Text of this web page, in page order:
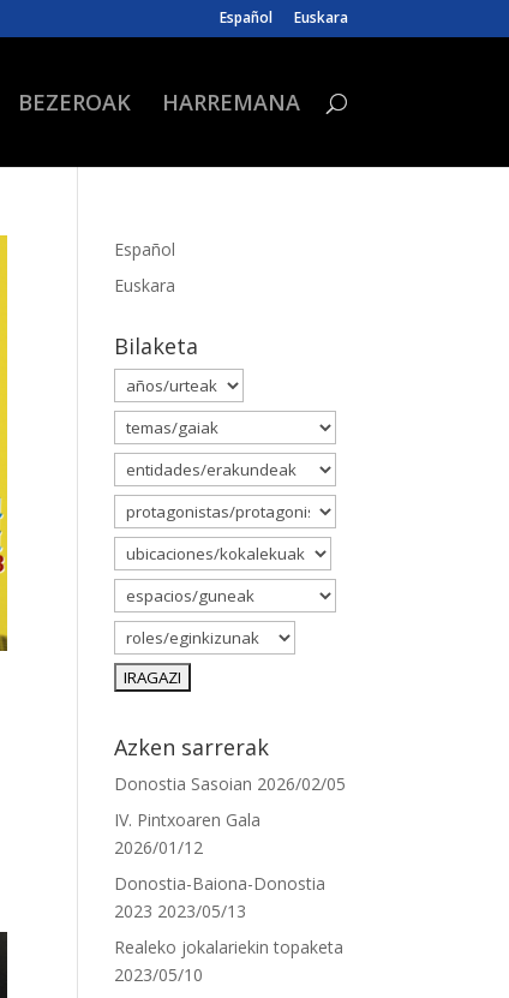
Español Euskara
BEZEROAK HARREMANA
Español
Euskara
Bilaketa
Azken sarrerak
Donostia Sasoian 2026/02/05
IV. Pintxoaren Gala
2026/01/12
Donostia-Baiona-Donostia
2023 2023/05/13
Realeko jokalariekin topaketa
2023/05/10